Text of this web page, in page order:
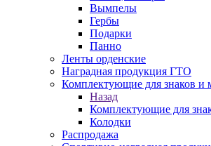
Вымпелы
Гербы
Подарки
Панно
Ленты орденские
Наградная продукция ГТО
Комплектующие для знаков и
Назад
Комплектующие для
Колодки
Распродажа